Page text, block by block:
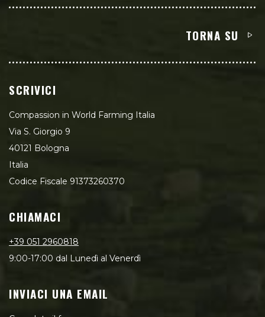
TORNA SU
SCRIVICI
Compassion in World Farming Italia
Via S. Giorgio 9
40121 Bologna
Italia
Codice Fiscale 91373260370
CHIAMACI
+39 051 2960818
9:00-17:00 dal Lunedì al Venerdì
INVIACI UNA EMAIL